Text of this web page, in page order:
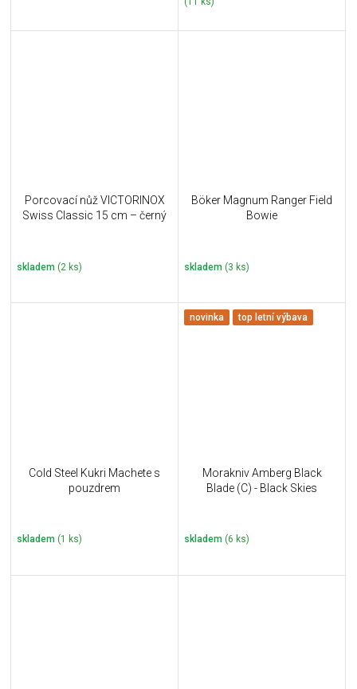
Porcovací nůž VICTORINOX
Swiss Classic 15 cm – černý
skladem (2 ks)
Böker Magnum Ranger Field
Bowie
skladem (3 ks)
Cold Steel Kukri Machete s
pouzdrem
skladem (1 ks)
novinka top letní výbava
Morakniv Amberg Black
Blade (C) - Black Skies
skladem (6 ks)